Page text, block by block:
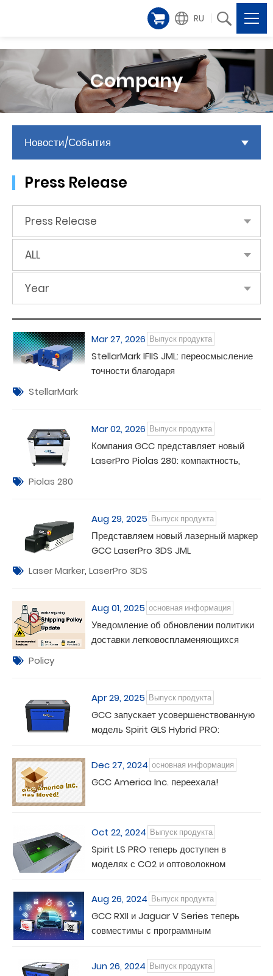
RU
Company
Новости/События
Press Release
Press Release
ALL
Year
Mar 27, 2026 Выпуск продукта
StellarMark IFIIS JML: переосмысление
точности благодаря
StellarMark
Mar 02, 2026 Выпуск продукта
Компания GCC представляет новый
LaserPro Piolas 280: компактность,
Piolas 280
Aug 29, 2025 Выпуск продукта
Представляем новый лазерный маркер
GCC LaserPro 3DS JML
Laser Marker, LaserPro 3DS
Aug 01, 2025 основная информация
Уведомление об обновлении политики
доставки легковоспламеняющихся
Policy
Apr 29, 2025 Выпуск продукта
GCC запускает усовершенствованную
модель Spirit GLS Hybrid PRO:
технологии двойного лазера
Dec 27, 2024 основная информация
GCC America Inc. переехала!
Oct 22, 2024 Выпуск продукта
Spirit LS PRO теперь доступен в
моделях с CO2 и оптоволокном
Aug 26, 2024 Выпуск продукта
GCC RXII и Jaguar V Series теперь
совместимы с программным
Solutions Center
Jun 26, 2024 Выпуск продукта